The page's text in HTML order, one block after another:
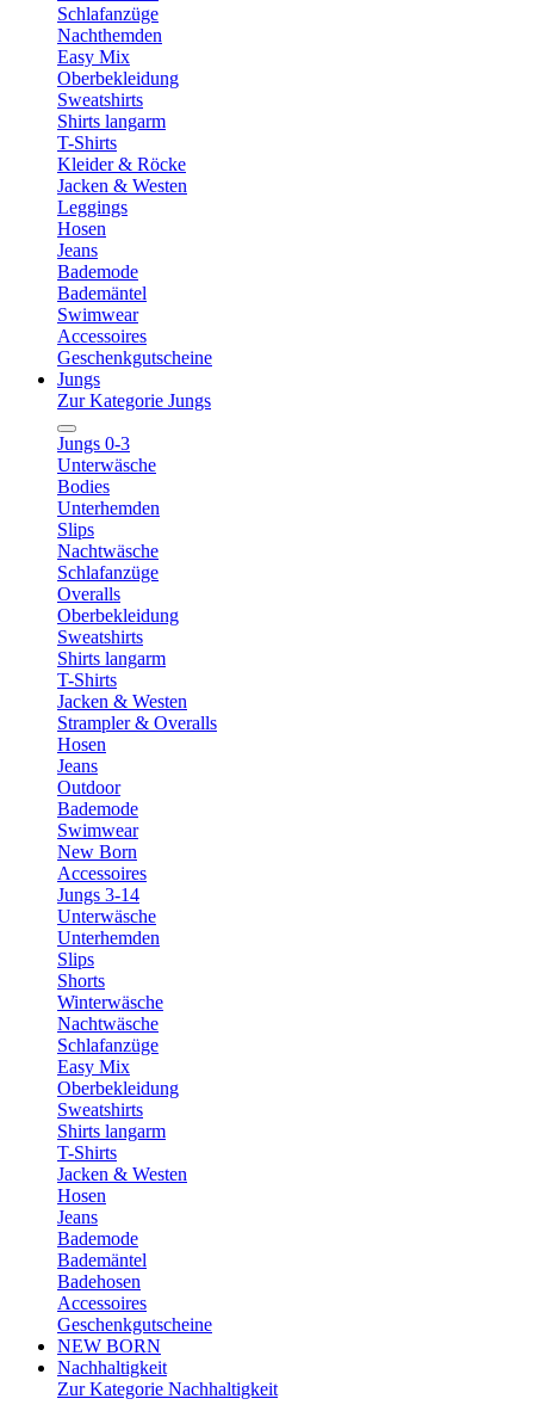
Schlafanzüge
Nachthemden
Easy Mix
Oberbekleidung
Sweatshirts
Shirts langarm
T-Shirts
Kleider & Röcke
Jacken & Westen
Leggings
Hosen
Jeans
Bademode
Bademäntel
Swimwear
Accessoires
Geschenkgutscheine
Jungs
Zur Kategorie Jungs
Jungs 0-3
Unterwäsche
Bodies
Unterhemden
Slips
Nachtwäsche
Schlafanzüge
Overalls
Oberbekleidung
Sweatshirts
Shirts langarm
T-Shirts
Jacken & Westen
Strampler & Overalls
Hosen
Jeans
Outdoor
Bademode
Swimwear
New Born
Accessoires
Jungs 3-14
Unterwäsche
Unterhemden
Slips
Shorts
Winterwäsche
Nachtwäsche
Schlafanzüge
Easy Mix
Oberbekleidung
Sweatshirts
Shirts langarm
T-Shirts
Jacken & Westen
Hosen
Jeans
Bademode
Bademäntel
Badehosen
Accessoires
Geschenkgutscheine
NEW BORN
Nachhaltigkeit
Zur Kategorie Nachhaltigkeit